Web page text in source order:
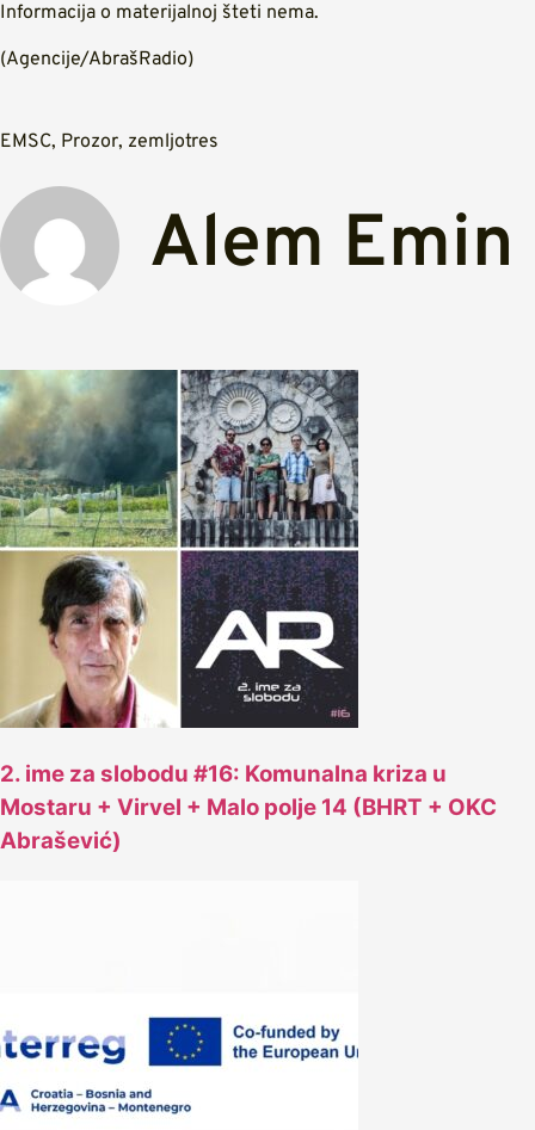
Informacija o materijalnoj šteti nema.
(Agencije/AbrašRadio)
EMSC, Prozor, zemljotres
Alem Emin
2. ime za slobodu #16: Komunalna kriza u
Mostaru + Virvel + Malo polje 14 (BHRT + OKC
Abrašević)